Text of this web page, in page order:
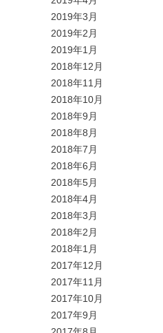
2019年3月
2019年2月
2019年1月
2018年12月
2018年11月
2018年10月
2018年9月
2018年8月
2018年7月
2018年6月
2018年5月
2018年4月
2018年3月
2018年2月
2018年1月
2017年12月
2017年11月
2017年10月
2017年9月